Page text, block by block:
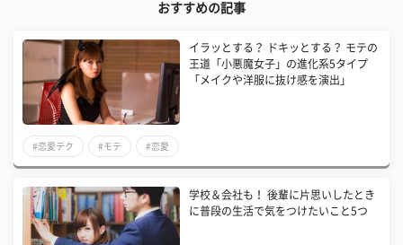
おすすめの記事
イラッとする？ ドキッとする？ モテの
王道「小悪魔女子」の進化系5タイプ
「メイクや洋服に抜け感を演出」
#恋愛テク #モテ #恋愛
学校＆会社も！ 後輩に片思いしたとき
に普段の生活で気をつけたいこと5つ